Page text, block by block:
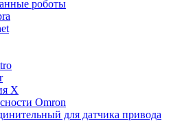
роботы
X
Omron
для датчика привода